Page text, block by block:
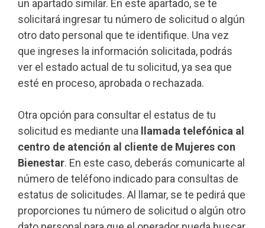
un apartado similar. En este apartado, se te
solicitará ingresar tu número de solicitud o algún
otro dato personal que te identifique. Una vez
que ingreses la información solicitada, podrás
ver el estado actual de tu solicitud, ya sea que
esté en proceso, aprobada o rechazada.
Otra opción para consultar el estatus de tu
solicitud es mediante una llamada telefónica al
centro de atención al cliente de Mujeres con
Bienestar. En este caso, deberás comunicarte al
número de teléfono indicado para consultas de
estatus de solicitudes. Al llamar, se te pedirá que
proporciones tu número de solicitud o algún otro